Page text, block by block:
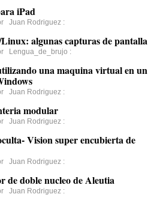
iPad
Juan Rodriguez :
algunas capturas de pantalla
Lengua_de_brujo :
una maquina virtual en un
Juan Rodriguez :
modular
Juan Rodriguez :
Vision super encubierta de
Juan Rodriguez :
de doble nucleo de Aleutia
Juan Rodriguez :